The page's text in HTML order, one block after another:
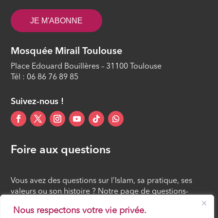
Nous respectons votre vie privée.
ÉPISODE 11
Les procréations médicalement
JE M'ABONNE
Mosquée Mirail Toulouse
Place Edouard Bouillères – 31100 Toulouse
Tél : 06 86 76 89 85
Suivez-nous !
Foire aux questions
Vous avez des questions sur l’Islam, sa pratique, ses
valeurs ou son histoire ? Notre page de questions-
réponses rassemble des réponses claires et accessibles
à tous, croyants ou simples curieux.